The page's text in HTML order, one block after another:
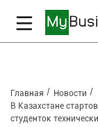
Главная
Новости
В Казахстане
студенток